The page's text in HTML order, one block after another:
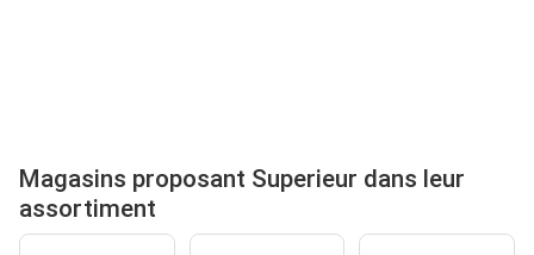
Magasins proposant Superieur dans leur
assortiment